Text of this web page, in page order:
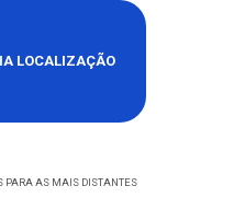
LOCALIZAÇÃO
PARA AS MAIS DISTANTES